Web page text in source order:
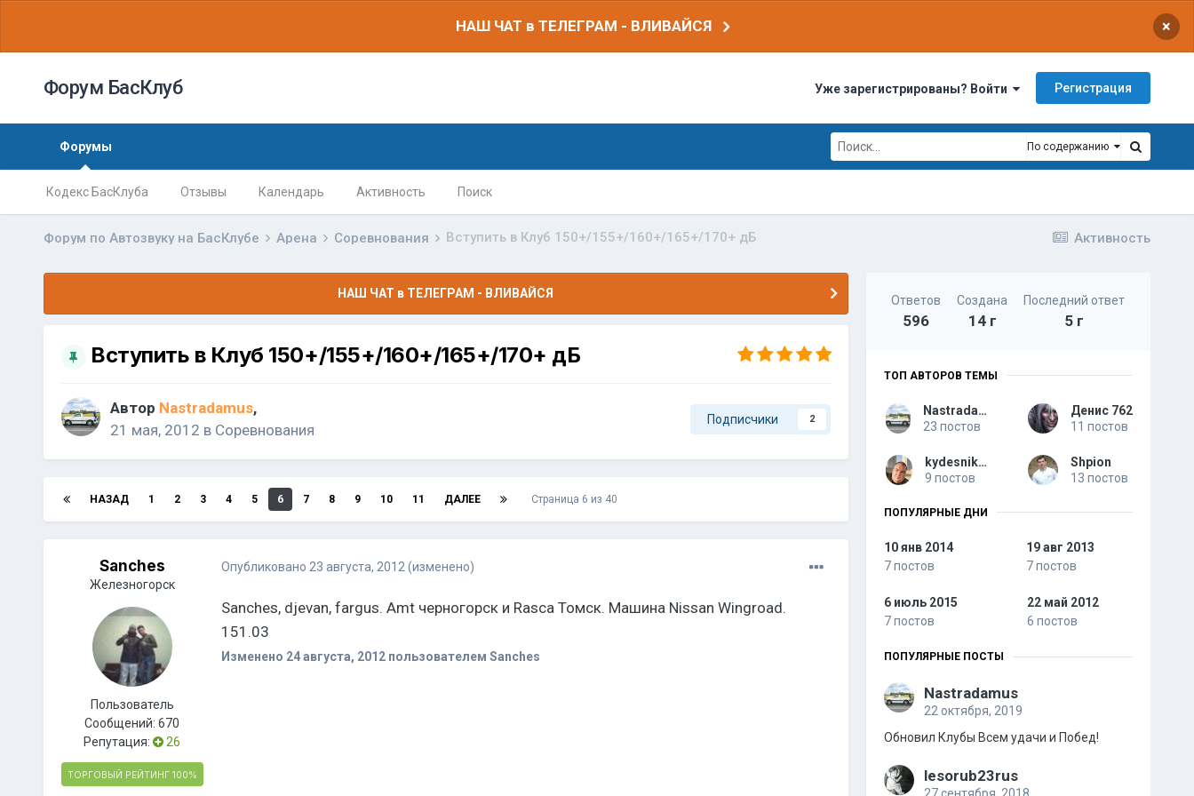
НАШ ЧАТ в ТЕЛЕГРАМ - ВЛИВАЙСЯ ×
Форум БасКлуб Уже зарегистрированы? Войти Регистрация
Форумы
Кодекс БасКлуба Отзывы Календарь Активность Поиск
По содержанию
Активность
Форум по Автозвуку на БасКлубе Арена Соревнования Вступить в Клуб 150+/155+/160+/165+/170+ дБ
НАШ ЧАТ в ТЕЛЕГРАМ - ВЛИВАЙСЯ
Вступить в Клуб 150+/155+/160+/165+/170+ дБ
Автор Nastradamus,
21 мая, 2012 в Соревнования
Подписчики 2
НАЗАД 1 2 3 4 5 6 7 8 9 10 11 ДАЛЕЕ Страница 6 из 40
Sanches
Железногорск
Пользователь
Сообщений:670
Репутация:
26
ТОРГОВЫЙ РЕЙТИНГ 100%
Опубликовано 23 августа, 2012 (изменено)
Sanches, djevan, fargus. Amt черногорск и Rasca Томск. Машина Nissan Wingroad.
151.03
Изменено 24 августа, 2012пользователем Sanches
Ответов
596
Создана
14 г
Последний ответ
5 г
ТОП АВТОРОВ ТЕМЫ
Nastradamus
23 постов
Денис 762
11 постов
kydesnik421
9 постов
Shpion
13 постов
ПОПУЛЯРНЫЕ ДНИ
10 янв 2014
7 постов
19 авг 2013
7 постов
6 июль 2015
7 постов
22 май 2012
6 постов
ПОПУЛЯРНЫЕ ПОСТЫ
Nastradamus
22 октября, 2019
Обновил Клубы Всем удачи и Побед!
lesorub23rus